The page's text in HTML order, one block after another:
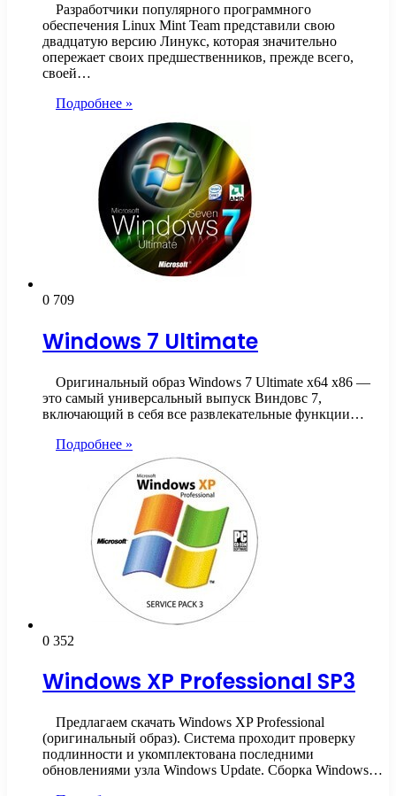
Разработчики популярного программного
обеспечения Linux Mint Team представили свою
двадцатую версию Линукс, которая значительно
опережает своих предшественников, прежде всего,
своей…
Подробнее »
0 709
Windows 7 Ultimate
Оригинальный образ Windows 7 Ultimate x64 x86 —
это самый универсальный выпуск Виндовс 7,
включающий в себя все развлекательные функции…
Подробнее »
0 352
Windows XP Professional SP3
Предлагаем скачать Windows XP Professional
(оригинальный образ). Система проходит проверку
подлинности и укомплектована последними
обновлениями узла Windows Update. Сборка Windows…